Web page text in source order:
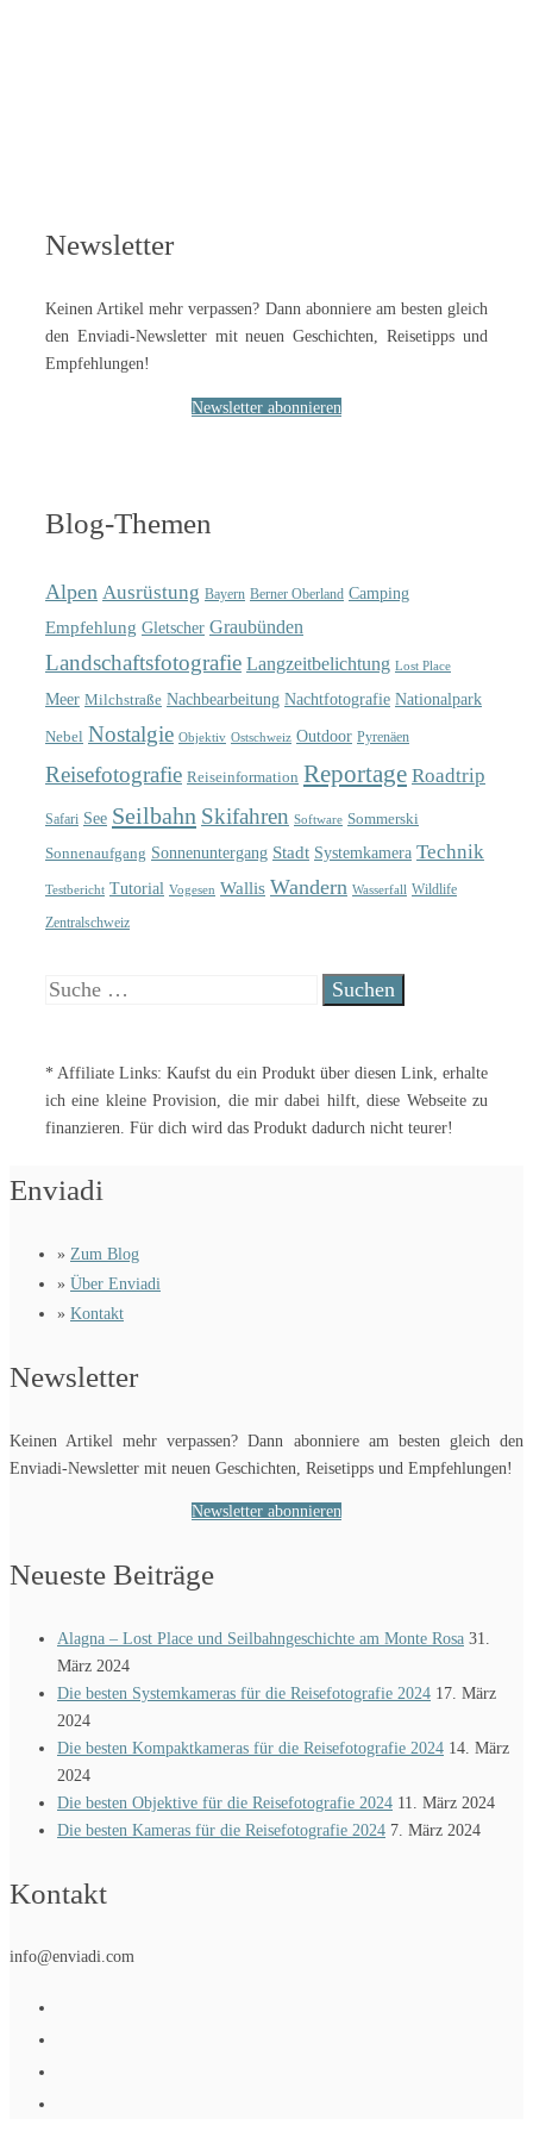
Newsletter
Keinen Artikel mehr verpassen? Dann abonniere am besten gleich
den Enviadi-Newsletter mit neuen Geschichten, Reisetipps und
Empfehlungen!
Newsletter abonnieren
Blog-Themen
Alpen Ausrüstung Bayern Berner Oberland Camping
Empfehlung Gletscher Graubünden
Landschaftsfotografie Langzeitbelichtung Lost Place
Meer Milchstraße Nachbearbeitung Nachtfotografie Nationalpark
Nebel Nostalgie Objektiv Ostschweiz Outdoor Pyrenäen
Reisefotografie Reiseinformation Reportage Roadtrip
Safari See Seilbahn Skifahren Software Sommerski
Sonnenaufgang Sonnenuntergang Stadt Systemkamera Technik
Testbericht Tutorial Vogesen Wallis Wandern Wasserfall Wildlife
Zentralschweiz
Suche
* Affiliate Links: Kaufst du ein Produkt über diesen Link, erhalte
ich eine kleine Provision, die mir dabei hilft, diese Webseite zu
finanzieren. Für dich wird das Produkt dadurch nicht teurer!
Enviadi
» Zum Blog
» Über Enviadi
» Kontakt
Newsletter
Keinen Artikel mehr verpassen? Dann abonniere am besten gleich den
Enviadi-Newsletter mit neuen Geschichten, Reisetipps und Empfehlungen!
Newsletter abonnieren
Neueste Beiträge
Alagna – Lost Place und Seilbahngeschichte am Monte Rosa 31.
März 2024
Die besten Systemkameras für die Reisefotografie 2024 17. März
2024
Die besten Kompaktkameras für die Reisefotografie 2024 14. März
2024
Die besten Objektive für die Reisefotografie 2024 11. März 2024
Die besten Kameras für die Reisefotografie 2024 7. März 2024
Kontakt
info@enviadi.com